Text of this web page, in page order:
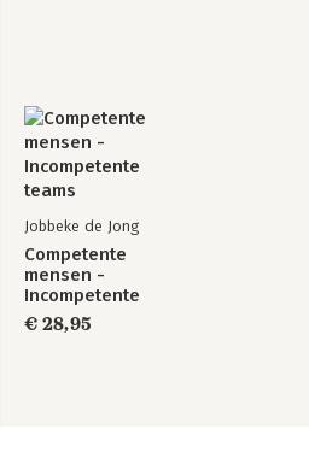
Jobbeke de Jong
Competente
mensen -
Incompetente
teams
€ 28,95